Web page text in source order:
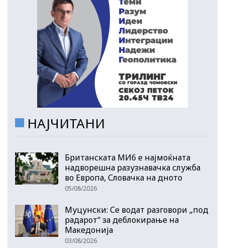
НАЈЧИТАНИ
Британската МИ6 е најмоќната
надворешна разузнавачка служба
во Европа, Словачка на дното
05/08/2026
Муцунски: Се водат разговори „под
радарот“ за деблокирање на
Македонија
03/08/2026